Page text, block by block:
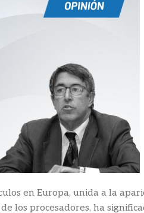
en Europa, unida a la
los procesadores, ha